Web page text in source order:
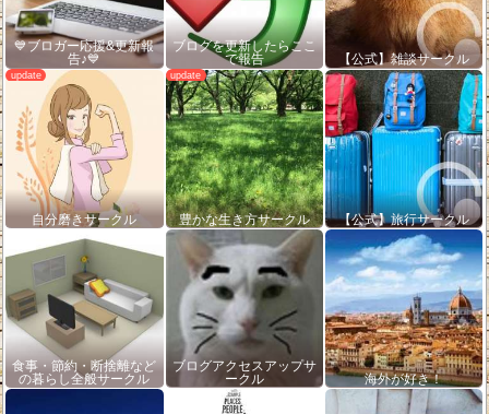
💙ブロガー応援&更新報
告♪💙
ブログを更新したらここ
で報告
【公式】雑談サークル
自分磨きサークル 豊かな生き方サークル 【公式】旅行サークル
食事・節約・断捨離など
の暮らし全般サークル
ブログアクセスアップサ
ークル
海外が好き！